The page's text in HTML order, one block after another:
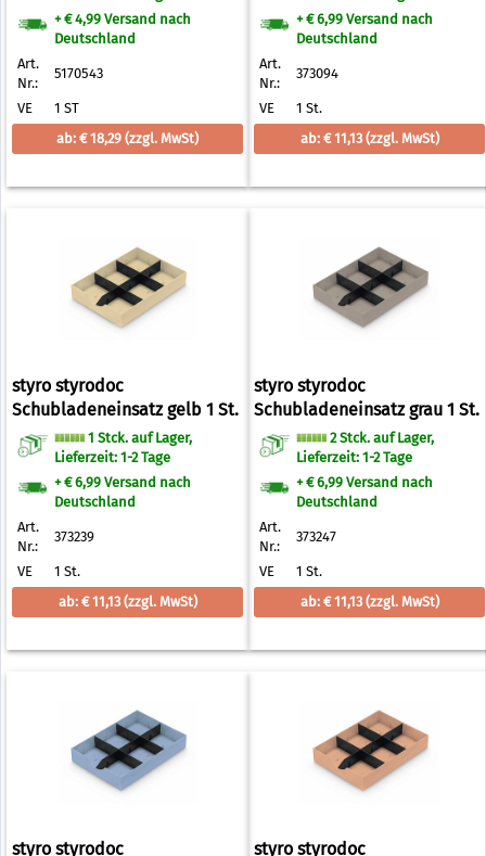
+ € 4,99 Versand nach
Deutschland
Art.
Nr.:
5170543
VE
1 ST
ab: € 18,29 (zzgl. MwSt)
+ € 6,99 Versand nach
Deutschland
Art.
Nr.:
373094
VE
1 St.
ab: € 11,13(zzgl. MwSt)
styro styrodoc
Schubladeneinsatz gelb 1 St.
1 Stck. auf Lager,
Lieferzeit: 1-2 Tage
+ € 6,99 Versand nach
Deutschland
Art.
Nr.:
373239
VE
1 St.
ab: € 11,13(zzgl. MwSt)
styro styrodoc
Schubladeneinsatz grau 1 St.
2 Stck. auf Lager,
Lieferzeit: 1-2 Tage
+ € 6,99 Versand nach
Deutschland
Art.
Nr.:
373247
VE
1 St.
ab: € 11,13(zzgl. MwSt)
styro styrodoc styro styrodoc